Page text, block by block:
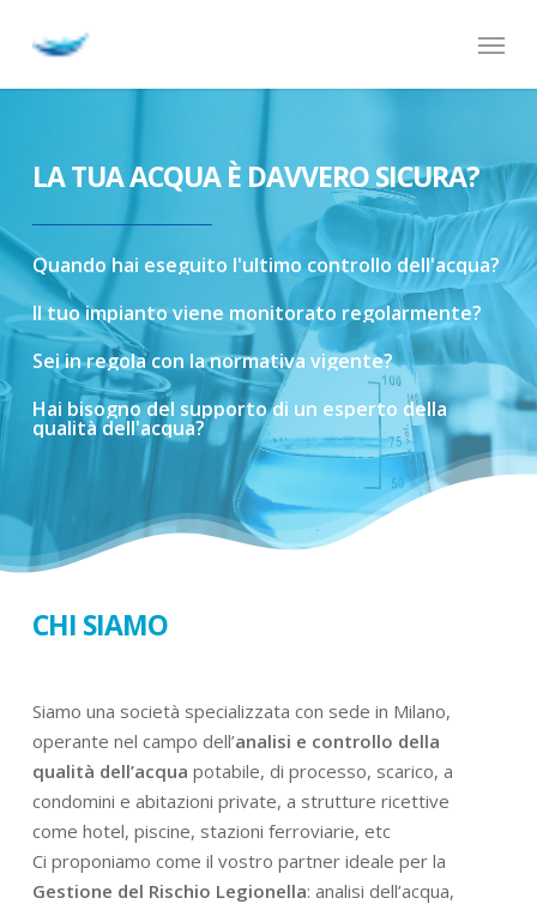
Menu
LA TUA ACQUA È DAVVERO SICURA?
Quando hai eseguito l'ultimo controllo dell'acqua?
Il tuoimpianto viene monitorato regolarmente?
Seiinregola con lanormativa vigente?
Hai bisognodel supportodi un esperto della
qualitàdell'acqua?
CHI SIAMO
Siamo una società specializzata con sede in Milano,
operante nel campo dell’analisi e controllo della
qualità dell’acqua potabile, di processo, scarico, a
condomini e abitazioni private, a strutture ricettive
come hotel, piscine, stazioni ferroviarie, etc
Ci proponiamo come il vostro partner ideale per la
Gestione del Rischio Legionella: analisi dell’acqua,